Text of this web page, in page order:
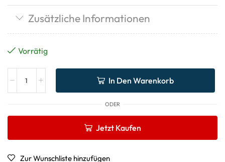
Zusätzliche Informationen
Vorrätig
In Den Warenkorb
ODER
Jetzt Kaufen
Zur Wunschliste hinzufügen